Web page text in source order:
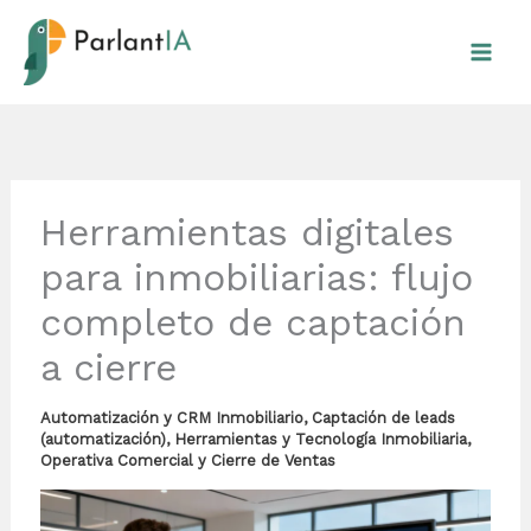
contenido
Herramientas digitales
para inmobiliarias: flujo
completo de captación
a cierre
Automatización y CRM Inmobiliario, Captación de leads
(automatización), Herramientas y Tecnología Inmobiliaria,
Operativa Comercial y Cierre de Ventas